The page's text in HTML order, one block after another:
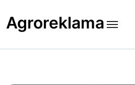
content
Agroreklama